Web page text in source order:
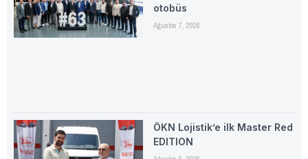
otobüs
Ağustos 7, 2026
ÖKN Lojistik’e ilk Master Red
EDITION